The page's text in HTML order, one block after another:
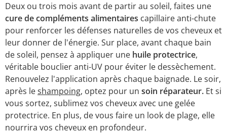
Deux ou trois mois avant de partir au soleil, faites une
cure de compléments alimentaires capillaire anti-chute
pour renforcer les défenses naturelles de vos cheveux et
leur donner de l'énergie. Sur place, avant chaque bain
de soleil, pensez à appliquer une huile protectrice,
véritable bouclier anti-UV pour éviter le dessèchement.
Renouvelez l'application après chaque baignade. Le soir,
après leshampoing, optez pour un soin réparateur. Et si
vous sortez, sublimez vos cheveux avec une gelée
protectrice. En plus, de vous faire un look de plage, elle
nourrira vos cheveux en profondeur.